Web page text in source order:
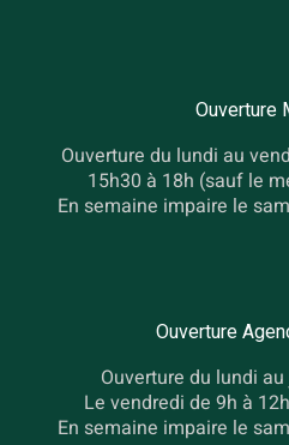
Ouverture
Ouverture du lundi au
15h30 à 18h (sauf le
En semaine impaire le
Ouverture
Ouverture du lundi
Le vendredi de 9h à
En semaine impaire le